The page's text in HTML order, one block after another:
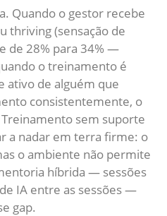
Quando o gestor recebe
thriving (sensação de
de 28% para 34% —
o treinamento é
ativo de alguém que
consistentemente, o
sem suporte
a nadar em terra firme: o
o ambiente não permite
híbrida — sessões
IA entre as sessões —
gap.